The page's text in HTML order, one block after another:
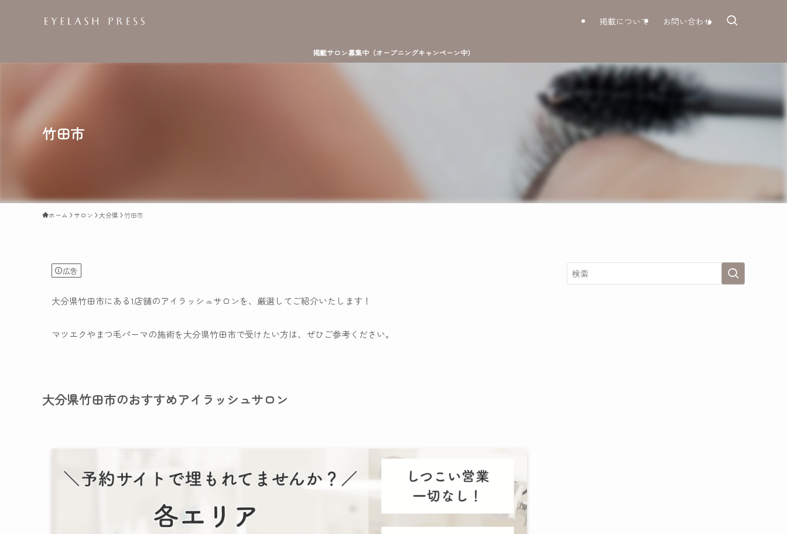
掲載について お問い合わせ
掲載サロン募集中（オープニングキャンペーン中）
竹田市
ホーム サロン 大分県 竹田市
広告
大分県竹田市にある1店舗のアイラッシュサロンを、厳選してご紹介いたします！
マツエクやまつ毛パーマの施術を大分県竹田市で受けたい方は、ぜひご参考ください。
大分県竹田市のおすすめアイラッシュサロン